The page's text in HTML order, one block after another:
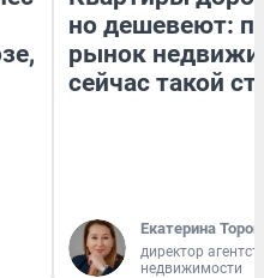
но дешевеют:
рынок
сейчас такой
Екатерина
директор
недвижимости